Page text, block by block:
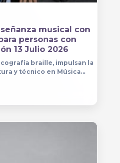
musical con
personas con
13 Julio 2026
braille, impulsan la
y técnico en Música